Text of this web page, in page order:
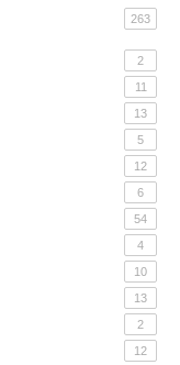
263
2
11
13
5
12
6
54
4
10
13
2
12